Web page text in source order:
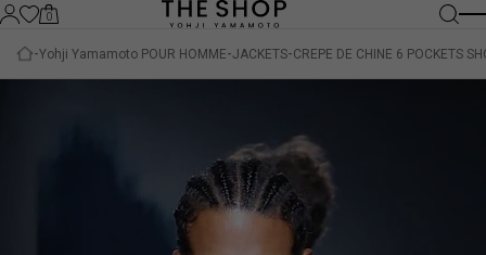
0
Yohji Yamamoto POUR HOMME JACKETS CREPE DE CHINE 6 POCKETS